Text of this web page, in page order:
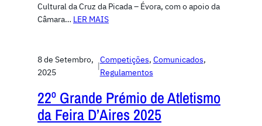
Cultural da Cruz da Picada – Évora, com o apoio da
Câmara… LER MAIS
8 de Setembro,
2025
|
Competiçōes, Comunicados
Regulamentos
22º Grande Prémio de Atletismo
da Feira D’Aires 2025